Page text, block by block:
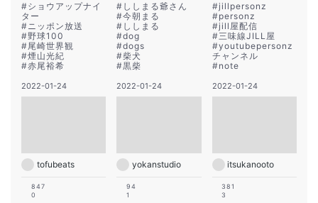
#ショウアップナイ
ター
#ニッポン放送
#野球100
#尾崎世界観
#煙山光紀
#赤尾裕希
# ししまる爺さん
#今朝まる
# ししまる
#dog
#dogs
#柴犬
#黒柴
#jillpersonz
#personz
#jill屋配信
#三味線JILL屋
#youtubepersonz
チャンネル
#note
2022-01-24
tofubeats
847
0
2022-01-24
yokanstudio
94
1
2022-01-24
itsukanooto
381
3